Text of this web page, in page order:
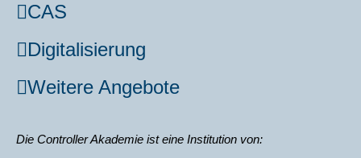
CAS
Digi­ta­li­sie­rung
Wei­te­re Ange­bo­te
Die Con­trol­ler Aka­de­mie ist eine Insti­tu­ti­on von: